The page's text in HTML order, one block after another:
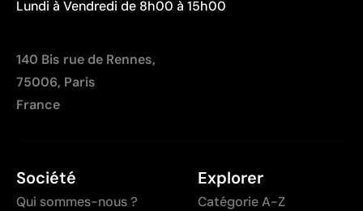
Lundi à Vendredi de 8h00 à 15h00
140 Bis rue de Rennes,
75006, Paris
France
Société
Qui sommes-nous ?
Explorer
Catégorie A-Z